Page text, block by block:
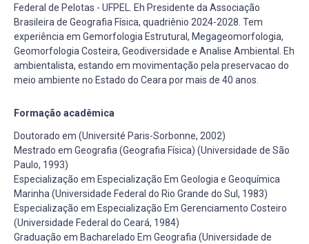
Federal de Pelotas - UFPEL. Eh Presidente da Associação
Brasileira de Geografia Física, quadriênio 2024-2028. Tem
experiência em Gemorfologia Estrutural, Megageomorfologia,
Geomorfologia Costeira, Geodiversidade e Analise Ambiental. Eh
ambientalista, estando em movimentação pela preservacao do
meio ambiente no Estado do Ceara por mais de 40 anos.
Formação acadêmica
Doutorado em (Université Paris-Sorbonne, 2002)
Mestrado em Geografia (Geografia Física) (Universidade de São
Paulo, 1993)
Especialização em Especialização Em Geologia e Geoquímica
Marinha (Universidade Federal do Rio Grande do Sul, 1983)
Especialização em Especialização Em Gerenciamento Costeiro
(Universidade Federal do Ceará, 1984)
Graduação em Bacharelado Em Geografia (Universidade de